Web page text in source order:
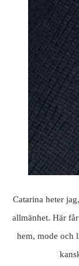
Catarina heter
allmänhet. Här
hem, mode och